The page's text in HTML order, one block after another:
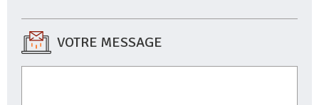
VOTRE MESSAGE